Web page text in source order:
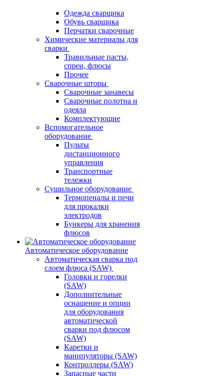
Одежда сварщика
Обувь сварщика
Перчатки сварочные
Химические материалы для
сварки
Травильные пасты,
спреи, флюсы
Прочее
Сварочные шторы
Сварочные занавесы
Сварочные полотна и
одеяла
Комплектующие
Вспомогательное
оборудование
Пульты
дистанционного
управления
Транспортные
тележки
Сушильное оборудование
Термопеналы и печи
для прокалки
электродов
Бункеры для хранения
флюсов
Автоматическое оборудование
Автоматическая сварка под
слоем флюса (SAW)
Головки и горелки
(SAW)
Дополнительные
оснащение и опции
для оборудования
автоматической
сварки под флюсом
(SAW)
Каретки и
манипуляторы (SAW)
Контроллеры (SAW)
Запасные части